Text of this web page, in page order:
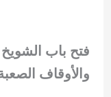
فتح باب
والأوقاف